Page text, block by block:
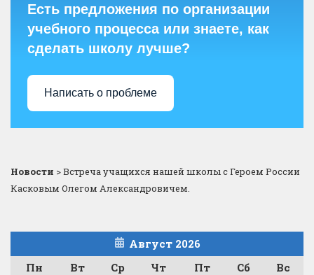
Есть предложения по организации
учебного процесса или знаете, как
сделать школу лучше?
Написать о проблеме
Новости >Встреча учащихся нашей школы с Героем России
Касковым Олегом Александровичем.
Август 2026
Пн
Вт Ср Чт Пт Сб
Вс